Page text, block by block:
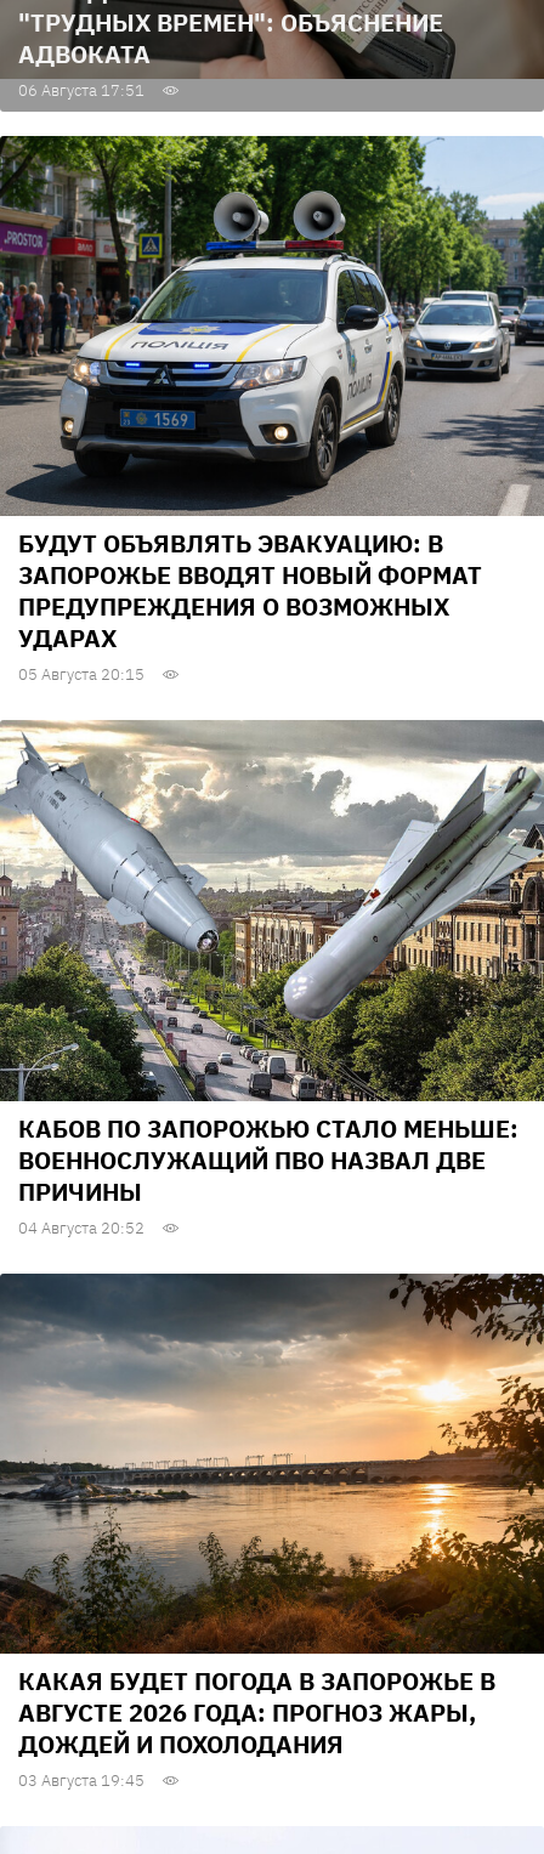
"ТРУДНЫХ ВРЕМЕН": ОБЪЯСНЕНИЕ
АДВОКАТА
06 Августа 17:51
БУДУТ ОБЪЯВЛЯТЬ ЭВАКУАЦИЮ: В
ЗАПОРОЖЬЕ ВВОДЯТ НОВЫЙ ФОРМАТ
ПРЕДУПРЕЖДЕНИЯ О ВОЗМОЖНЫХ
УДАРАХ
05 Августа 20:15
КАБОВ ПО ЗАПОРОЖЬЮ СТАЛО МЕНЬШЕ:
ВОЕННОСЛУЖАЩИЙ ПВО НАЗВАЛ ДВЕ
ПРИЧИНЫ
04 Августа 20:52
КАКАЯ БУДЕТ ПОГОДА В ЗАПОРОЖЬЕ В
АВГУСТЕ 2026 ГОДА: ПРОГНОЗ ЖАРЫ,
ДОЖДЕЙ И ПОХОЛОДАНИЯ
03 Августа 19:45